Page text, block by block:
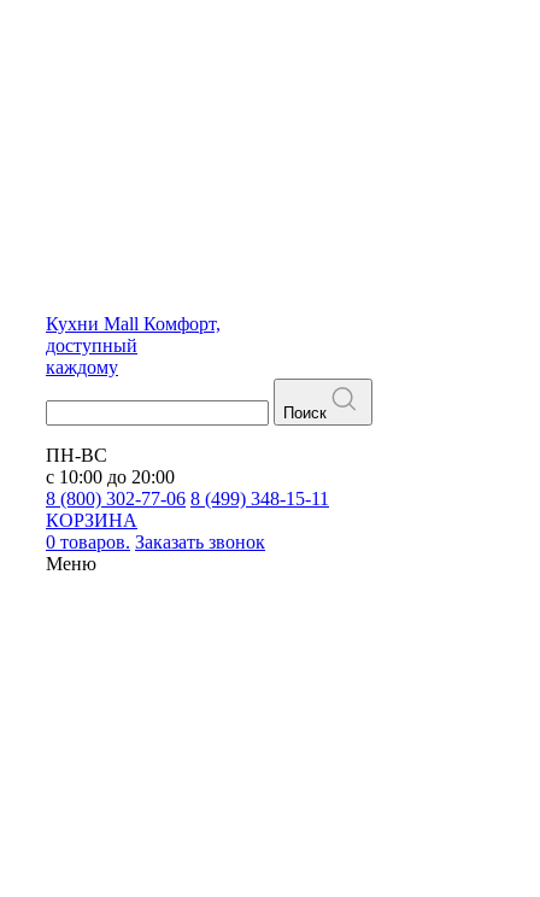
Кухни Mall Комфорт,
доступный
каждому
Поиск
ПН-ВС
с 10:00 до 20:00
8 (800) 302-77-06 8 (499) 348-15-11
КОРЗИНА
0 товаров. Заказать звонок
Меню